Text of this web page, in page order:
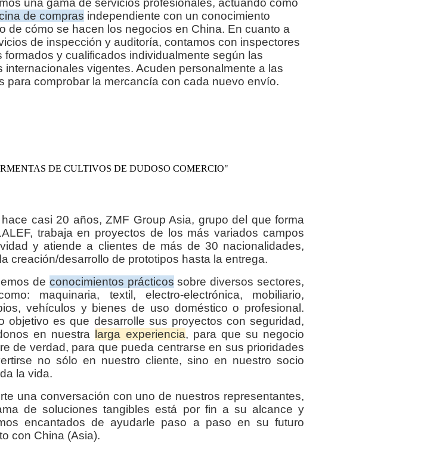
una gama de servicios profesionales, actuando como
de compras independiente con un conocimiento
de cómo se hacen los negocios en China. En cuanto a
de inspección y auditoría, contamos con inspectores
formados y cualificados individualmente según las
internacionales vigentes. Acuden personalmente a las
para comprobar la mercancía con cada nuevo envío.
DE CULTIVOS DE DUDOSO COMERCIO"
casi 20 años, ZMF Group Asia, grupo del que forma
trabaja en proyectos de los más variados campos
y atiende a clientes de más de 30 nacionalidades,
creación/desarrollo de prototipos hasta la entrega.
de conocimientos prácticos sobre diversos sectores,
maquinaria, textil, electro-electrónica, mobiliario,
vehículos y bienes de uso doméstico o profesional.
objetivo es que desarrolle sus proyectos con seguridad,
en nuestra
larga experiencia, para que su negocio
de verdad, para que pueda centrarse en sus prioridades
no sólo en nuestro cliente, sino en nuestro socio
la vida.
una conversación con uno de nuestros representantes,
de soluciones tangibles está por fin a su alcance y
encantados de ayudarle paso a paso en su futuro
con China (Asia).